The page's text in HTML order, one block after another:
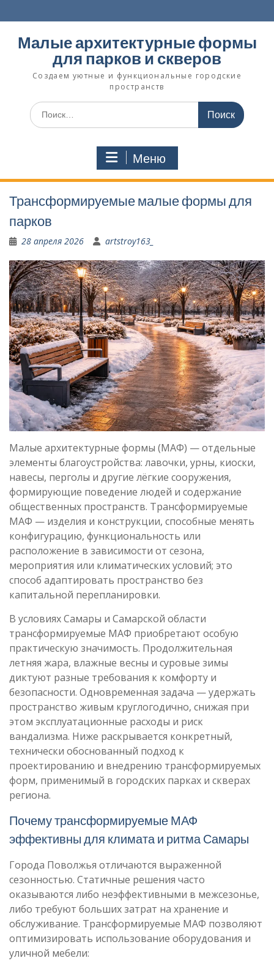
к
Малые архитектурные формы
для парков и скверов
Создаем уютные и функциональные городские
пространств
Поиск
по:
Меню
Трансформируемые малые формы для
парков
28 апреля 2026 artstroy163_
Малые архитектурные формы (МАФ) — отдельные
элементы благоустройства: лавочки, урны, киоски,
навесы, перголы и другие лёгкие сооружения,
формирующие поведение людей и содержание
общественных пространств. Трансформируемые
МАФ — изделия и конструкции, способные менять
конфигурацию, функциональность или
расположение в зависимости от сезона,
мероприятия или климатических условий; это
способ адаптировать пространство без
капитальной перепланировки.
В условиях Самары и Самарской области
трансформируемые МАФ приобретают особую
практическую значимость. Продолжительная
летняя жара, влажные весны и суровые зимы
диктуют разные требования к комфорту и
безопасности. Одновременная задача — удержать
пространство живым круглогодично, снижая при
этом эксплуатационные расходы и риск
вандализма. Ниже раскрывается конкретный,
технически обоснованный подход к
проектированию и внедрению трансформируемых
форм, применимый в городских парках и скверах
региона.
Почему трансформируемые МАФ
эффективны для климата и ритма Самары
Города Поволжья отличаются выраженной
сезонностью. Статичные решения часто
оказываются либо неэффективными в межсезонье,
либо требуют больших затрат на хранение и
обслуживание. Трансформируемые МАФ позволяют
оптимизировать использование оборудования и
уличной мебели: